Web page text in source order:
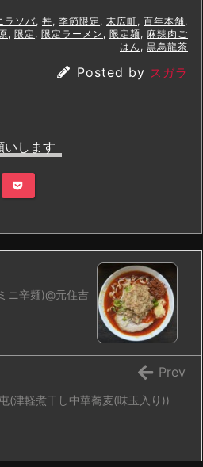
ラソバ, 丼, 季節限定 , 末広町, 百年本舗,
, 限定 , 限定ラーメン , 限定麺, 麻辣肉ご
はん , 黒烏龍茶
Posted by スガラ
いします
ニ辛麺)@元住吉
(津軽煮干し中華蕎麦(味玉入り))
Prev